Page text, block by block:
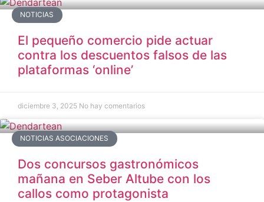
NOTICIAS
El pequeño comercio pide actuar
contra los descuentos falsos de las
plataformas ‘online’
diciembre 3, 2025 No hay comentarios
NOTICIAS ASOCIACIONES
Dos concursos gastronómicos
mañana en Seber Altube con los
callos como protagonista